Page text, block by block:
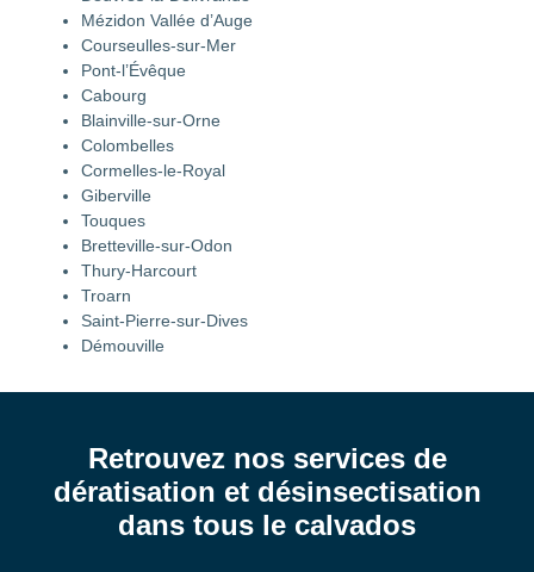
Mézidon Vallée d’Auge
Courseulles-sur-Mer
Pont-l’Évêque
Cabourg
Blainville-sur-Orne
Colombelles
Cormelles-le-Royal
Giberville
Touques
Bretteville-sur-Odon
Thury-Harcourt
Troarn
Saint-Pierre-sur-Dives
Démouville
Retrouvez nos services de
dératisation et désinsectisation
dans tous le calvados